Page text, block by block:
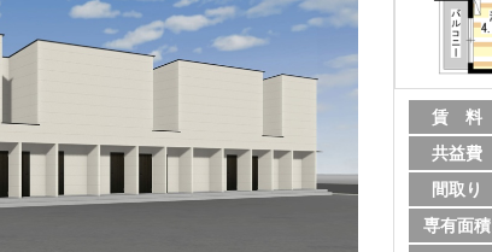
賃 料
共益費
間取り
専有面積